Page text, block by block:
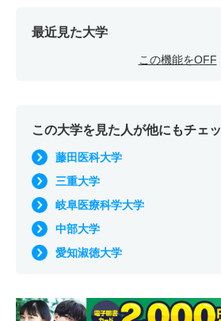
最近見た大学
この機能をOFF
この大学を見た人が他にもチェ
藤田医科大学
三重大学
岐阜医療科学大学
中部大学
愛知淑徳大学